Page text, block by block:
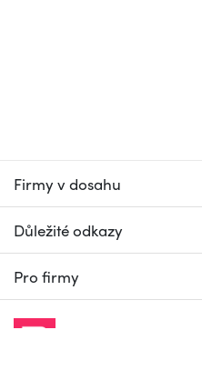
Firmy v dosahu
Důležité odkazy
Pro firmy